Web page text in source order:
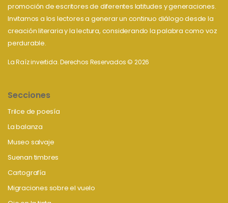
promoción de escritores de diferentes latitudes y generaciones.
Invitamos a los lectores a generar un continuo diálogo desde la
creación literaria y la lectura, considerando la palabra como voz
perdurable.
La Raíz invertida. Derechos Reservados © 2026
Secciones
Trilce de poesía
La balanza
Museo salvaje
Suenan timbres
Cartografía
Migraciones sobre el vuelo